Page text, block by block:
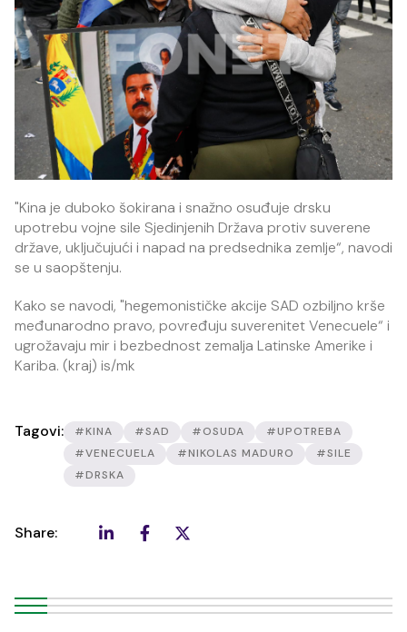
"Kina je duboko šokirana i snažno osuđuje drsku
upotrebu vojne sile Sjedinjenih Država protiv suverene
države, uključujući i napad na predsednika zemlje“, navodi
se u saopštenju.
Kako se navodi, "hegemonističke akcije SAD ozbiljno krše
međunarodno pravo, povređuju suverenitet Venecuele“ i
ugrožavaju mir i bezbednost zemalja Latinske Amerike i
Kariba. (kraj) is/mk
Tagovi: #KINA #SAD #OSUDA
#UPOTREBA
#VENECUELA
#NIKOLAS MADURO
#SILE
#DRSKA
Share: